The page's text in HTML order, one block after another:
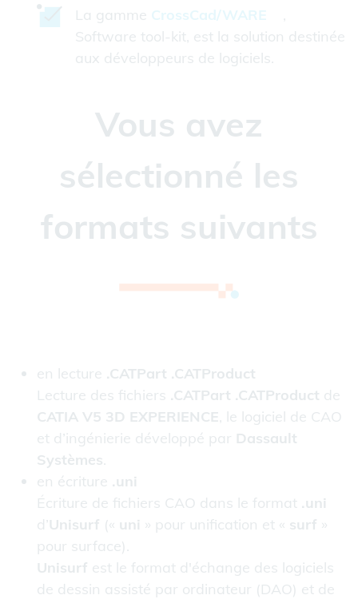
La gamme CrossCad/WARE
,
Software tool-kit, est la solution destinée
aux développeurs de logiciels.
Vous avez
sélectionné les
formats suivants
en lecture .CATPart .CATProduct
Lecture des fichiers .CATPart .CATProduct de
CATIA V5 3D EXPERIENCE, le logiciel de CAO
et d’ingénierie développé par Dassault
Systèmes.
en écriture .uni
Écriture de fichiers CAO dans le format .uni
d’Unisurf (« uni » pour unification et « surf »
pour surface).
Unisurf est le format d'échange des logiciels
de dessin assisté par ordinateur (DAO) et de